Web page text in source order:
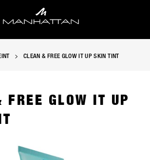
CLEAN & FREE GLOW IT UP SKIN TINT
FREE GLOW IT UP